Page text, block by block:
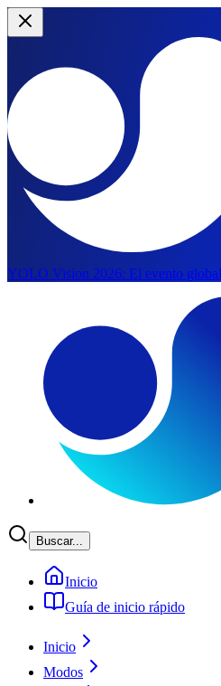
YOLO Vision 2026: El evento
Buscar...
Inicio
Guía de inicio rápido
Inicio
Modos